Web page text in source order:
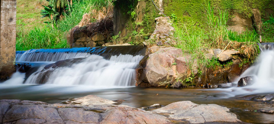
2023
RIO DOS CEDROS